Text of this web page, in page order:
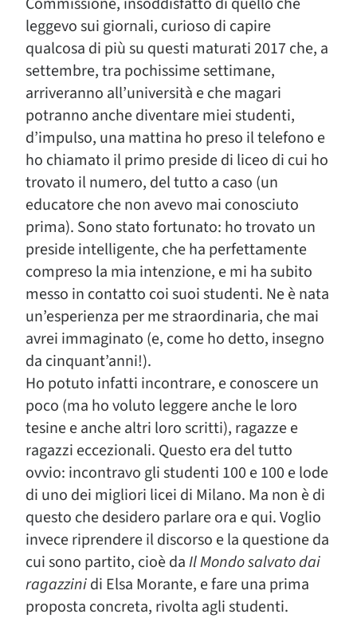
leggevo sui giornali, curioso di capire
qualcosa di più su questi maturati 2017 che, a
settembre, tra pochissime settimane,
arriveranno all’università e che magari
potranno anche diventare miei studenti,
d’impulso, una mattina ho preso il telefono e
ho chiamato il primo preside di liceo di cui ho
trovato il numero, del tutto a caso (un
educatore che non avevo mai conosciuto
prima). Sono stato fortunato: ho trovato un
preside intelligente, che ha perfettamente
compreso la mia intenzione, e mi ha subito
messo in contatto coi suoi studenti. Ne è nata
un’esperienza per me straordinaria, che mai
avrei immaginato (e, come ho detto, insegno
da cinquant’anni!).
Ho potuto infatti incontrare, e conoscere un
poco (ma ho voluto leggere anche le loro
tesine e anche altri loro scritti), ragazze e
ragazzi eccezionali. Questo era del tutto
ovvio: incontravo gli studenti 100 e 100 e lode
di uno dei migliori licei di Milano. Ma non è di
questo che desidero parlare ora e qui. Voglio
invece riprendere il discorso e la questione da
cui sono partito, cioè daIl Mondo salvato dai
ragazzinidi Elsa Morante, e fare una prima
proposta concreta, rivolta agli studenti.